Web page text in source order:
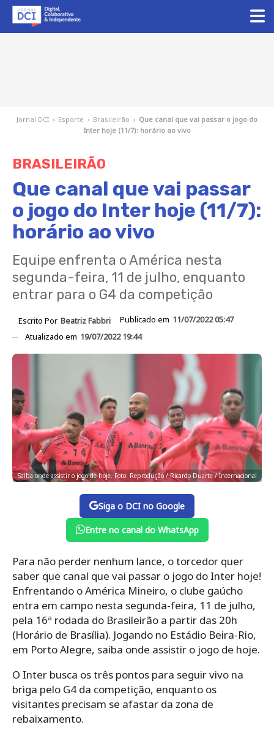
Jornal DCI › Esporte › Brasileirão › Que canal que vai passar o jogo do
Inter hoje (11/7): horário ao vivo
BRASILEIRÃO
Que canal que vai passar
o jogo do Inter hoje (11/7):
horário ao vivo
Equipe enfrenta o América nesta
segunda-feira, 11 de julho, enquanto
entrar para o G4 da competição
Escrito Por Beatriz Fabbri Publicado em 11/07/2022 05:47
Atualizado em 19/07/2022 19:44
Saiba onde assistir o jogo de hoje. Foto: Reprodução / Ricardo Duarte / Internacional
Siga o DCI no Google
Entre no canal do WhatsApp
Para não perder nenhum lance, o torcedor quer
saber que canal que vai passar o jogo do Inter hoje!
Enfrentando o América Mineiro, o clube gaúcho
entra em campo nesta segunda-feira, 11 de julho,
pela 16ª rodada do Brasileirão a partir das 20h
(Horário de Brasília). Jogando no Estádio Beira-Rio,
em Porto Alegre, saiba onde assistir o jogo de hoje.
O Inter busca os três pontos para seguir vivo na
briga pelo G4 da competição, enquanto os
visitantes precisam se afastar da zona de
rebaixamento.